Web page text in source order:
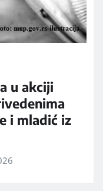
u akciji
i mladić iz